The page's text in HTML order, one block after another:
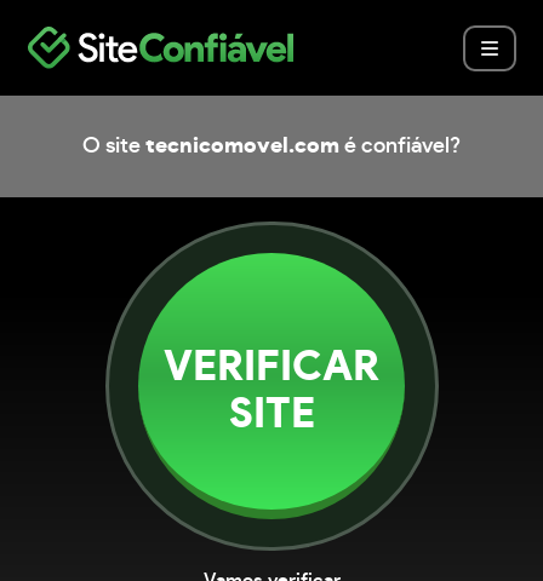
O site tecnicomovel.com é confiável?
VERIFICAR
SITE